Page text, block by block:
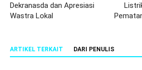
Dekranasda dan Apresiasi
Wastra Lokal
ARTIKEL TERKAIT DARI PENULIS